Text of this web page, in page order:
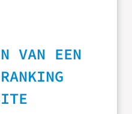
VAN EEN